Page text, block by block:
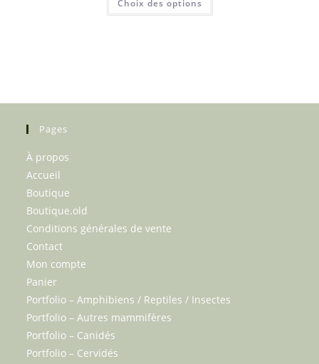
à
Choix des options
a
la
Pages
À propos
Accueil
Boutique
Boutique.old
Conditions générales de vente
Contact
Mon compte
Panier
Portfolio – Amphibiens / Reptiles / Insectes
Portfolio – Autres mammifères
Portfolio – Canidés
Portfolio – Cervidés